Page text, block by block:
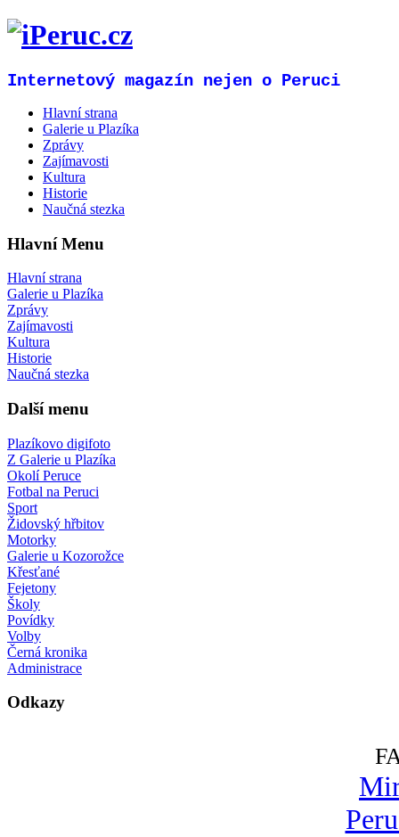
Internetový magazín nejen o Peruci
Hlavní strana
Galerie u Plazíka
Zprávy
Zajímavosti
Kultura
Historie
Naučná stezka
Hlavní Menu
Hlavní strana
Galerie u Plazíka
Zprávy
Zajímavosti
Kultura
Historie
Naučná stezka
Další menu
Plazíkovo digifoto
Z Galerie u Plazíka
Okolí Peruce
Fotbal na Peruci
Sport
Židovský hřbitov
Motorky
Galerie u Kozorožce
Křesťané
Fejetony
Školy
Povídky
Volby
Černá kronika
Administrace
Odkazy